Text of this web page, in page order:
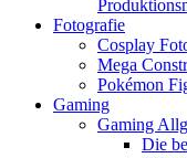
Fotografie
Cosplay
Mega
Pokémon
Gaming
Gaming
Die